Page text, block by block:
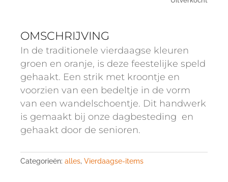
OMSCHRIJVING
In de traditionele vierdaagse kleuren
groen en oranje, is deze feestelijke speld
gehaakt. Een strik met kroontje en
voorzien van een bedeltje in de vorm
van een wandelschoentje. Dit handwerk
is gemaakt bij onze dagbesteding en
gehaakt door de senioren.
Categorieën: alles, Vierdaagse-items